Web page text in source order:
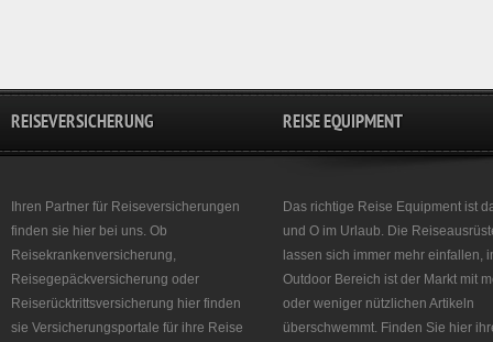
REISEVERSICHERUNG
Ihren Partner für Reiseversicherungen
finden sie hier bei uns. Ob
Reisekrankenversicherung,
Reisegepäckversicherung oder
Reiserücktrittsversicherung hier finden
sie Versicherungsportale für ihre Reise
REISE EQUIPMENT
Das richtige Reise Equipment ist
und O im Urlaub. Die
lassen sich immer mehr einfallen,
Outdoor Bereich ist der Markt mit
oder weniger nützlichen Artikeln
überschwemmt. Finden Sie hier